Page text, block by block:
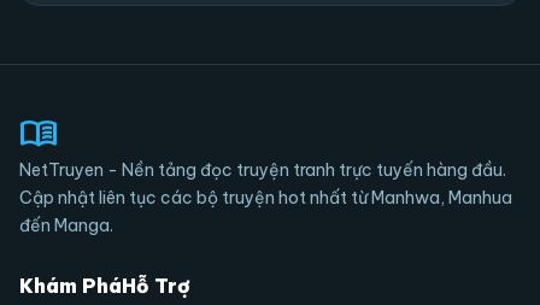
menu_book
NetTruyen - Nền tảng đọc truyện tranh trực tuyến hàng đầu.
Cập nhật liên tục các bộ truyện hot nhất từ Manhwa, Manhua
đến Manga.
Khám PháHỗ Trợ